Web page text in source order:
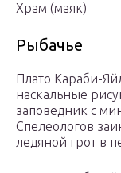
Храм (маяк)
Рыбачье
Плато Караби-
наскальные
заповедник с
Спелеологов
ледяной грот в